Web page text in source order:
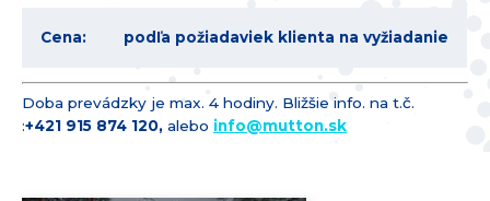
Cena: podľa požiadaviek klienta na vyžiadanie
Doba prevádzky je max. 4 hodiny. Bližšie info. na t.č.
:+421 915 874 1­20, alebo info@mutton.sk